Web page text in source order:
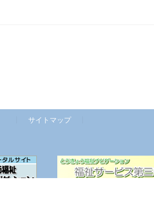
サイトマップ